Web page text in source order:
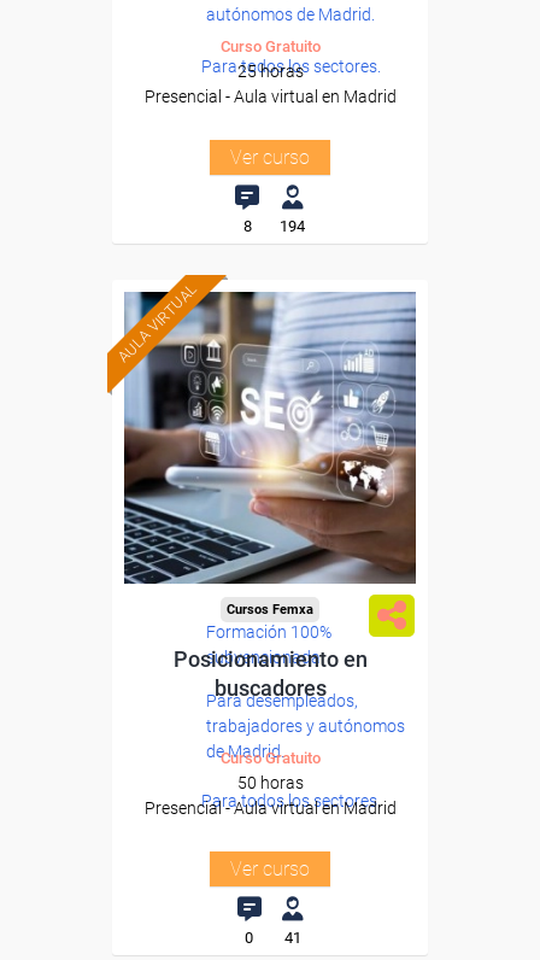
autónomos de Madrid.
Para todos los sectores.
Curso Gratuito
25 horas
Presencial - Aula virtual en Madrid
Ver curso
8 194
AULA VIRTUAL
Formación 100%
subvencionada.
Para desempleados,
trabajadores y autónomos
de Madrid.
Para todos los sectores.
Cursos Femxa
Posicionamiento en
buscadores
Curso Gratuito
50 horas
Presencial - Aula virtual en Madrid
Ver curso
0 41